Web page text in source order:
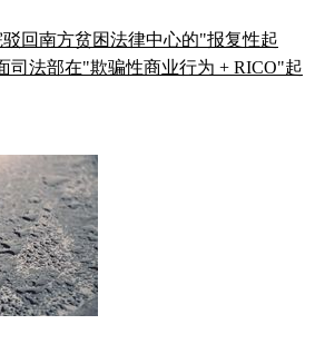
回南方贫困法律中心的"报复性起
司法部在"欺骗性商业行为 + RICO"起